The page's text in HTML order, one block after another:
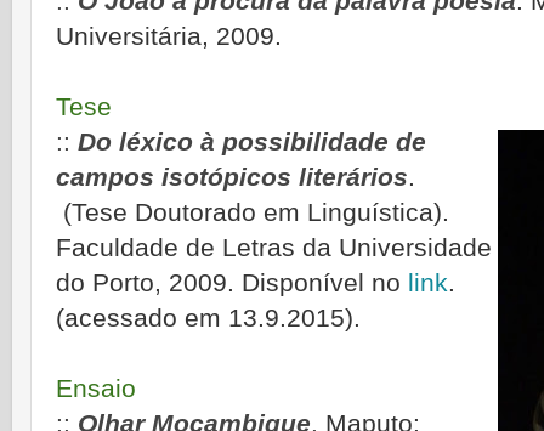
Universitária, 2009.
Tese
:: Do léxico à possibilidade de
campos isotópicos literários.
(Tese Doutorado em Linguística).
Faculdade de Letras da Universidade
do Porto, 2009. Disponível no link.
(acessado em 13.9.2015).
Ensaio
:: Olhar Moçambique. Maputo: